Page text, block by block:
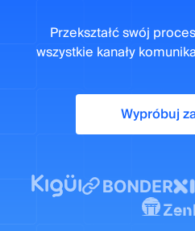
Przekształć swój
wszystkie kanały
Wypróbuj